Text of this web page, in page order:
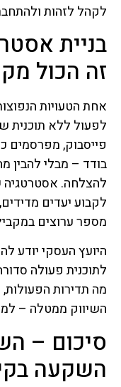
לקהל לזהות
בניית
זה הכול
אחת הטעויות
לפעול ללא תוכנית
פייסבוק, מפרסמים
בודד – מבלי להבין
להצלחה. אסטרטגיה
לקבוע יעדים
מספר ערוצים
היועץ העסקי יודע
לתוכנית פעולה
מה תדירות
השיווק ממטלה –
סיכום –
השקעה